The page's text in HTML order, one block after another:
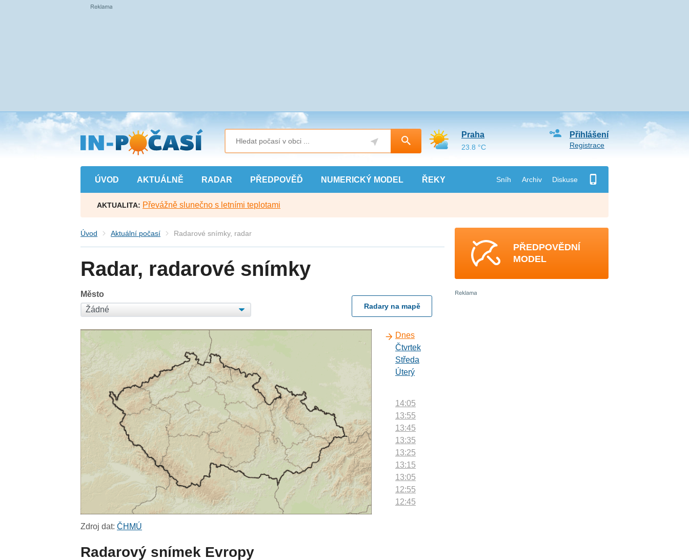
Přejít
na
hlavní
obsah
ÚVOD AKTUÁLNĚ RADAR PŘEDPOVĚĎ NUMERICKÝ MODEL ŘEKY Sníh Archiv Diskuse
Přihlášení
Registrace
Praha
23.8 °C
AKTUALITA: Převážně slunečno s letními teplotami
Úvod Aktuální počasí Radarové snímky, radar
Radar, radarové snímky
Město
Radary na mapě
Dnes
Čtvrtek
Středa
Úterý
14:05
13:55
13:45
13:35
13:25
13:15
13:05
12:55
12:45
Zdroj dat:ČHMÚ
Radarový snímek Evropy
PŘEDPOVĚDNÍ
MODEL